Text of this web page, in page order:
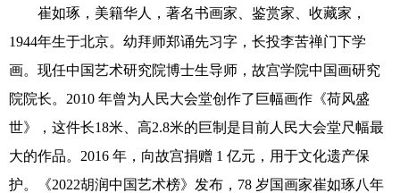
崔如琢，美籍华人，著名书画家、鉴赏家、收藏家，
1944年生于北京。幼拜师郑诵先习字，长投李苦禅门下学
画。现任中国艺术研究院博士生导师，故宫学院中国画研究
院院长。2010 年曾为人民大会堂创作了巨幅画作《荷风盛
世》，这件长18米、高2.8米的巨制是目前人民大会堂尺幅最
大的作品。2016 年，向故宫捐赠 1 亿元，用于文化遗产保
护。《2022胡润中国艺术榜》发布，78 岁国画家崔如琢八年